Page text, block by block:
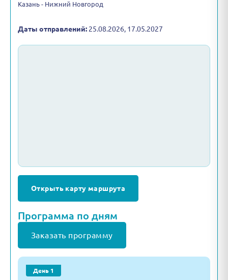
Казань - Нижний Новгород
Даты отправлений: 25.08.2026, 17.05.2027
Открыть карту маршрута
Программа по дням
Заказать программу
День 1